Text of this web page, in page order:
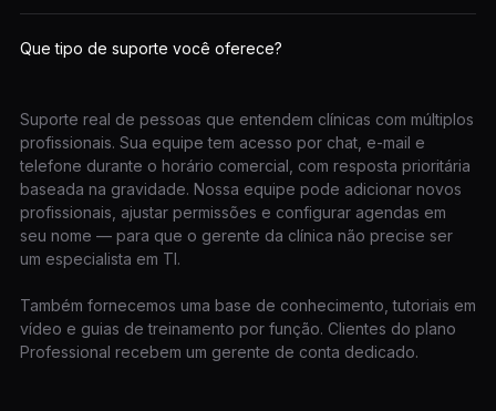
Que tipo de suporte você oferece?
Suporte real de pessoas que entendem clínicas com múltiplos
profissionais. Sua equipe tem acesso por chat, e-mail e
telefone durante o horário comercial, com resposta prioritária
baseada na gravidade. Nossa equipe pode adicionar novos
profissionais, ajustar permissões e configurar agendas em
seu nome — para que o gerente da clínica não precise ser
um especialista em TI.
Também fornecemos uma base de conhecimento, tutoriais em
vídeo e guias de treinamento por função. Clientes do plano
Professional recebem um gerente de conta dedicado.